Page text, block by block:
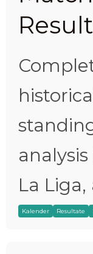
La
Kalender Resultate